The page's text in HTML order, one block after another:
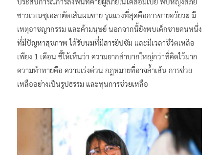
ชาวเวเนซุเอลาตัดเส้นผมขาย รุนแรงที่สุดคือการขายอวัยวะ มี
เหตุอาชญากรรม และค้ามนุษย์ นอกจากนี้ยังพบเด็กชายคนหนึ่ง
ที่มีปัญหาสุขภาพ ได้รับนมที่มีสารยิปซัม และมีเวลาชีวิตเหลือ
เพียง 1 เดือน ชี้ให้เห็นว่า ความยากลำบากใหญ่กว่าที่คิดไว้มาก
ความท้าทายคือ ความเร่งด่วน กฎหมายที่อาจล้ำเส้น การช่วย
เหลืออย่างเป็นรูปธรรม และทุนการช่วยเหลือ